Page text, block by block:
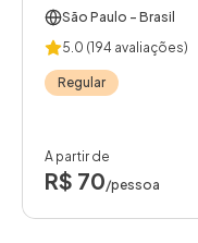
São Paulo - Brasil
5.0 (194 avaliações)
Regular
A partir de
R$ 70/pessoa